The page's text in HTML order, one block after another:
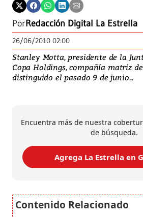
PorRedacción Digital La Estrella
26/06/2010 02:00
Stanley Motta, presidente de la
Copa Holdings, compañía matriz
distinguido el pasado 9 de junio...
Encuentra más de nuestra
de búsqueda.
Agrega La Estrella en